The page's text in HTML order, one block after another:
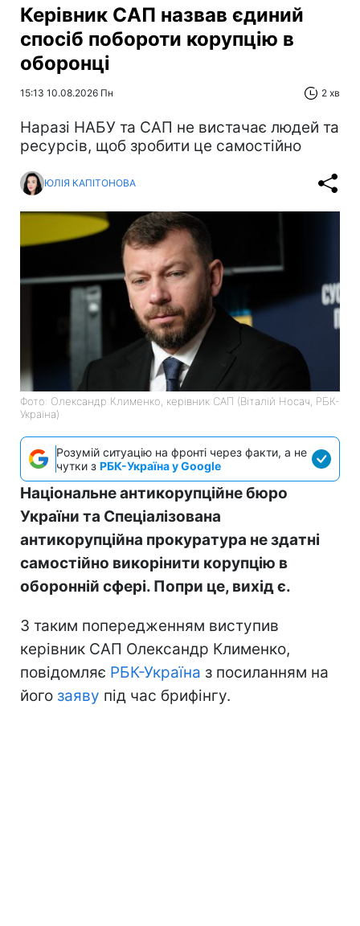
Керівник САП назвав єдиний
спосіб побороти корупцію в
оборонці
15:13 10.08.2026 Пн 2 хв
Наразі НАБУ та САП не вистачає людей та
ресурсів, щоб зробити це самостійно
ЮЛІЯ КАПІТОНОВА
Фото: Олександр Клименко, керівник САП (Віталій Носач, РБК-
Україна)
Розумій ситуацію на фронті через факти, а не
чутки з РБК-Україна у Google
Національне антикорупційне бюро
України та Спеціалізована
антикорупційна прокуратура не здатні
самостійно викорінити корупцію в
оборонній сфері. Попри це, вихід є.
З таким попередженням виступив
керівник САП Олександр Клименко,
повідомляє РБК-Україна з посиланням на
його заяву під час брифінгу.